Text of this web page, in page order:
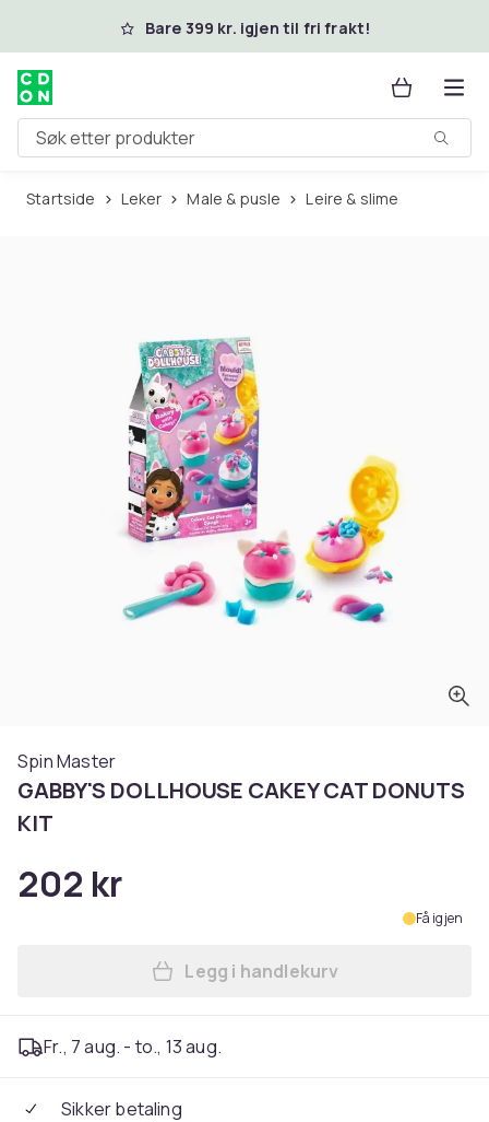
Hopp til hovedinnholdBare 399 kr. igjen til fri frakt!
Søk etter produkter
Startside Leker Male & pusle Leire & slime
Spin Master
GABBY'S DOLLHOUSE CAKEY CAT DONUTS
KIT
202 kr
Få igjen
Legg GABBY'S
Legg i handlekurv
Fr., 7 aug. - to., 13 aug.
Sikker betaling